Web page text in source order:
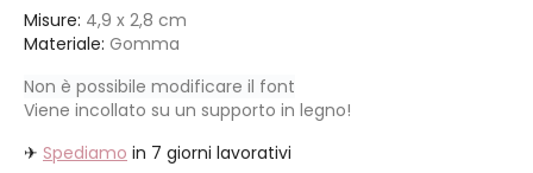
Misure: 4,9 x 2,8 cm
Materiale: Gomma
Non è possibile modificare il font
Viene incollato su un supporto in legno!
✈ Spediamo in 7 giorni lavorativi